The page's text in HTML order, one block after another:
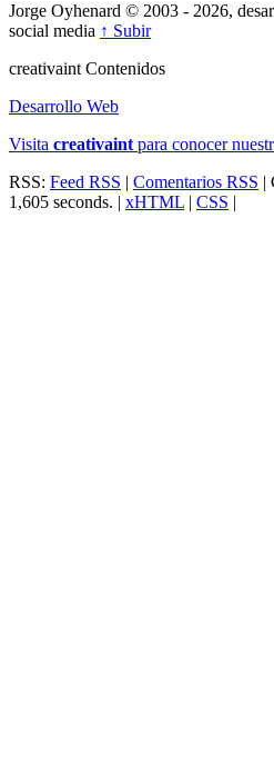
Jorge Oyhenard © 2003 - 2026,
social media ↑ Subir
creativaint Contenidos
Desarrollo Web
Visita creativaint para conocer
RSS: Feed RSS | Comentarios RSS |
1,605 seconds. | xHTML | CSS |